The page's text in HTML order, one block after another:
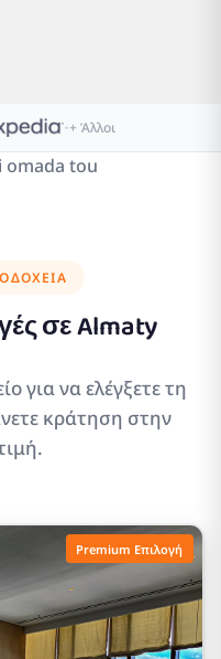
·+ Άλλοι
omada tou
σεAlmaty
για να ελέγξετε τη
κράτηση στην
Premium Επιλογή